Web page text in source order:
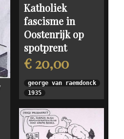
Katholiek
fascisme in
Oostenrijk op
spotprent
€ 20,00
george van raemdonck
1935